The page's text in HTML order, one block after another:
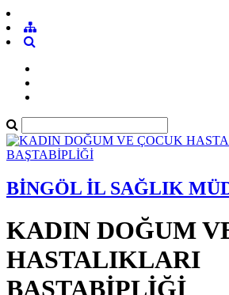
BİNGÖL İL SAĞLIK
KADIN DOĞUM
HASTALIKLARI
BAŞTABİPLİĞİ